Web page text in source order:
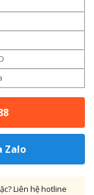
Zalo
Liên hệ hotline